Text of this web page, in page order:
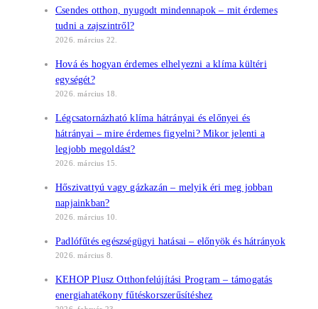
Csendes otthon, nyugodt mindennapok – mit érdemes
tudni a zajszintről?
2026. március 22.
Hová és hogyan érdemes elhelyezni a klíma kültéri
egységét?
2026. március 18.
Légcsatornázható klíma hátrányai és előnyei és
hátrányai – mire érdemes figyelni? Mikor jelenti a
legjobb megoldást?
2026. március 15.
Hőszivattyú vagy gázkazán – melyik éri meg jobban
napjainkban?
2026. március 10.
Padlófűtés egészségügyi hatásai – előnyök és hátrányok
2026. március 8.
KEHOP Plusz Otthonfelújítási Program – támogatás
energiahatékony fűtéskorszerűsítéshez